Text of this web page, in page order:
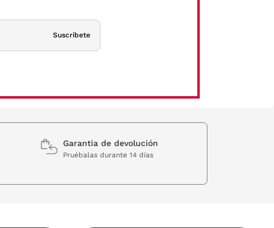
Suscríbete
Garantia de devolución
Pruébalas durante 14 días